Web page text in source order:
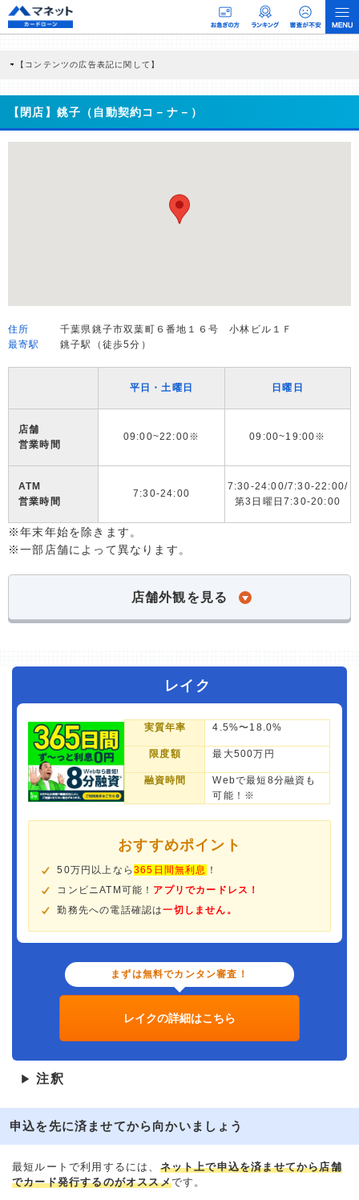
【コンテンツの広告表記に関して】
商品を根拠なくPRするものではなく、当編集部の調査／ユーザーへの口コミ収集な
どに基づき、公平性を担保した情報提供を行っています。
>提携企業一覧
【閉店】銚子（自動契約コ－ナ－）
住所
千葉県銚子市双葉町６番地１６号 小林ビル１Ｆ
最寄駅
銚子駅（徒歩5分）
平日・土曜日 日曜日
店舗
営業時間
09:00~22:00※ 09:00~19:00※
ATM
営業時間
7:30-24:00
7:30-24:00/7:30-22:00/
第3日曜日7:30-20:00
※年末年始を除きます。
※一部店舗によって異なります。
店舗外観を見る
レイク
実質年率 4.5%〜18.0%
限度額 最大500万円
融資時間
Webで最短8分融資も
可能！※
おすすめポイント
50万円以上なら365日間無利息 ！
コンビニATM可能！ アプリでカードレス！
勤務先への電話確認は一切しません。
まずは無料でカンタン審査！
レイクの詳細はこちら
▶ 注釈
申込を先に済ませてから向かいましょう
最短ルートで利用するには、 ネット上で申込を済ませてから店舗
でカード発行するのがオススメです。